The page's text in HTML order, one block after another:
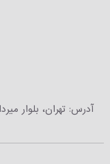
آدرس: تهران، بلوار